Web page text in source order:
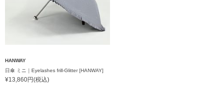
HANWAY
日傘 ミニ｜Eyelashes frill-Glitter [HANWAY]
¥13,860円(税込)